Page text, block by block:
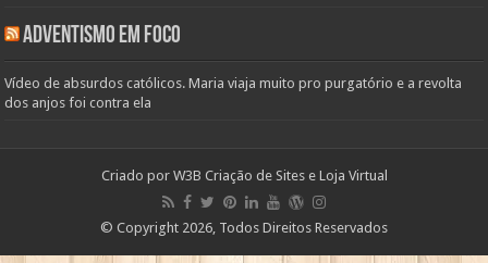
Adventismo em Foco
Vídeo de absurdos católicos. Maria viaja muito pro purgatório e a revolta
dos anjos foi contra ela
Criado por W3B Criação de Sites e Loja Virtual
© Copyright 2026, Todos Direitos Reservados